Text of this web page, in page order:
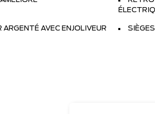
ARGENTÉ AVEC ENJOLIVEUR